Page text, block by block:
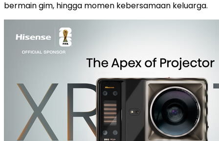
bermain gim, hingga momen kebersamaan keluarga.